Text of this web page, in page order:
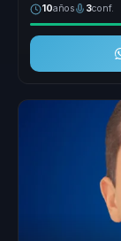
10años 3conf.